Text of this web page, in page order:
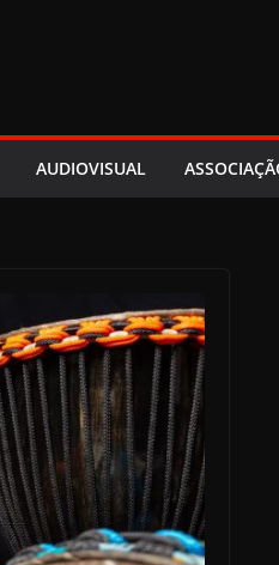
AUDIOVISUAL